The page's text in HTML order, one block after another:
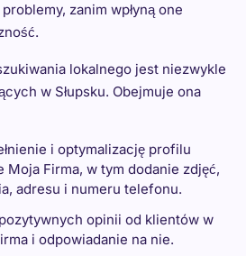
zanim wpłyną one
lokalnego jest niezwykle
w Słupsku. Obejmuje ona
i optymalizację profilu
Moja Firma, w tym dodanie zdjęć,
adresu i numeru telefonu.
opinii od klientów w
i odpowiadanie na nie.